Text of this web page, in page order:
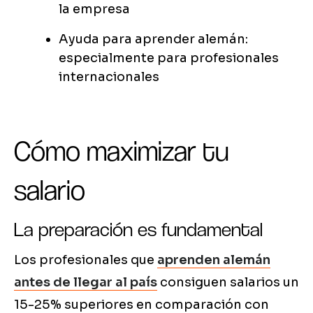
la empresa
Ayuda para aprender alemán:
especialmente para profesionales
internacionales
Cómo maximizar tu
salario
La preparación es fundamental
Los profesionales que aprenden alemán
antes de llegar al país consiguen salarios un
15-25% superiores en comparación con